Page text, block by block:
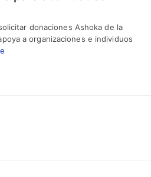
donaciones Ashoka de la
a organizaciones e individuos